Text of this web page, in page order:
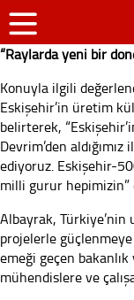
“Raylarda yeni bir
Konuyla ilgili
Eskişehir’in üretim
belirterek,
Devrim’den
ediyoruz. Eskişehir-
milli gurur hepimizin”
Albayrak, Türkiye’nin
projelerle
emeği geçen
mühendislere ve